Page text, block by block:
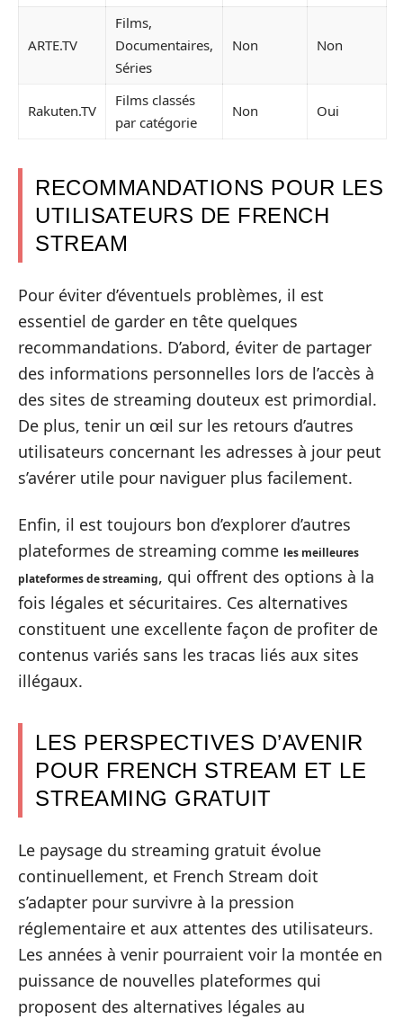
ARTE.TV
Films,
Documentaires,
Séries
Non Non
Rakuten.TV
Films classés
par catégorie
Non Oui
RECOMMANDATIONS POUR LES
UTILISATEURS DE FRENCH
STREAM
Pour éviter d’éventuels problèmes, il est
essentiel de garder en tête quelques
recommandations. D’abord, éviter de partager
des informations personnelles lors de l’accès à
des sites de streaming douteux est primordial.
De plus, tenir un œil sur les retours d’autres
utilisateurs concernant les adresses à jour peut
s’avérer utile pour naviguer plus facilement.
Enfin, il est toujours bon d’explorer d’autres
plateformes de streaming comme les meilleures
plateformes de streaming, qui offrent des options à la
fois légales et sécuritaires. Ces alternatives
constituent une excellente façon de profiter de
contenus variés sans les tracas liés aux sites
illégaux.
LES PERSPECTIVES D’AVENIR
POUR FRENCH STREAM ET LE
STREAMING GRATUIT
Le paysage du streaming gratuit évolue
continuellement, et French Stream doit
s’adapter pour survivre à la pression
réglementaire et aux attentes des utilisateurs.
Les années à venir pourraient voir la montée en
puissance de nouvelles plateformes qui
proposent des alternatives légales au